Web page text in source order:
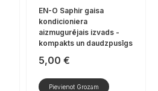
EN-O Saphir gaisa
kondicioniera
aizmugurējais izvads -
kompakts un daudzpusīgs
5,00 €
Pievienot Grozam